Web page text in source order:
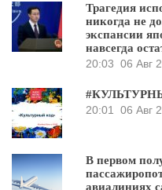
Трагедия
никогда не
экспансии
навсегда
20:03 06 Авг
20:01
06 Авг
В первом
авиалиниях